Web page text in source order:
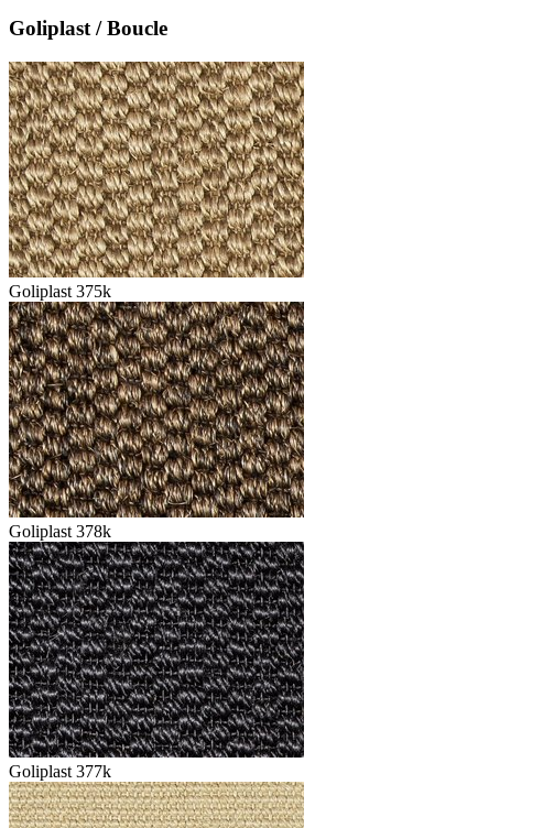
Goliplast / Boucle
Goliplast 375k
Goliplast 378k
Goliplast 377k